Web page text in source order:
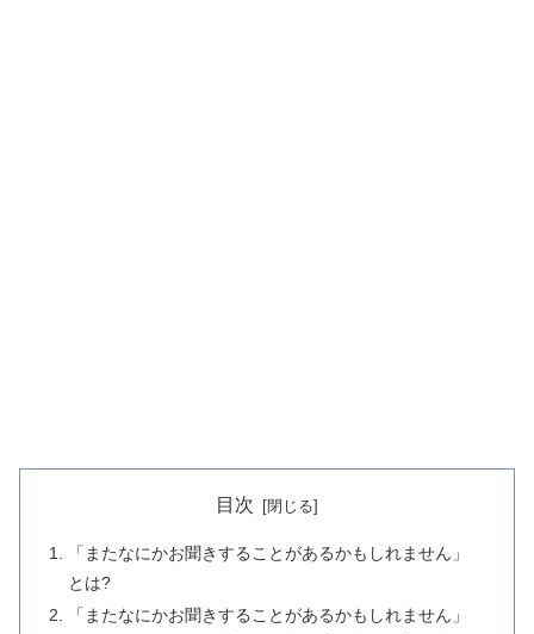
目次
「またなにかお聞きすることがあるかもしれません」
とは?
「またなにかお聞きすることがあるかもしれません」